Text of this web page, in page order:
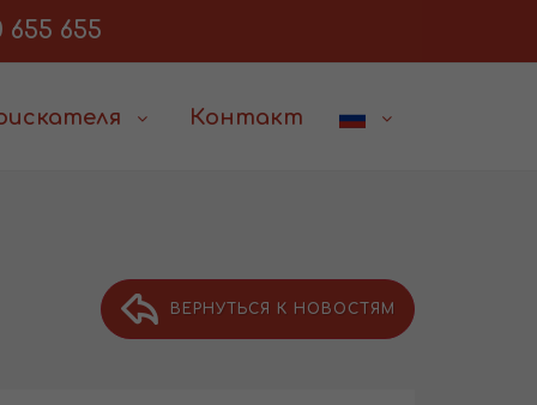
655 655
Контакт
ВЕРНУТЬСЯ К НОВОСТЯМ